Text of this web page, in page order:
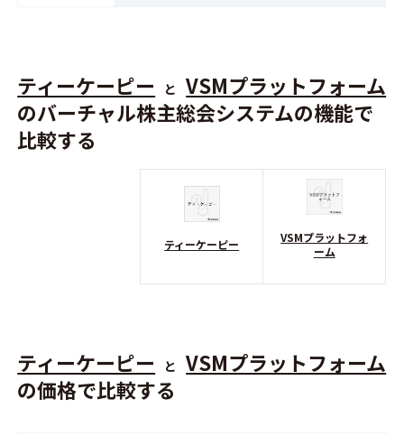
ティーケーピー と
VSMプラットフォーム
のバーチャル株主総会システムの機能で
比較する
ティーケーピー
VSMプラットフォ
ーム
ティーケーピー と
VSMプラットフォーム
の価格で比較する